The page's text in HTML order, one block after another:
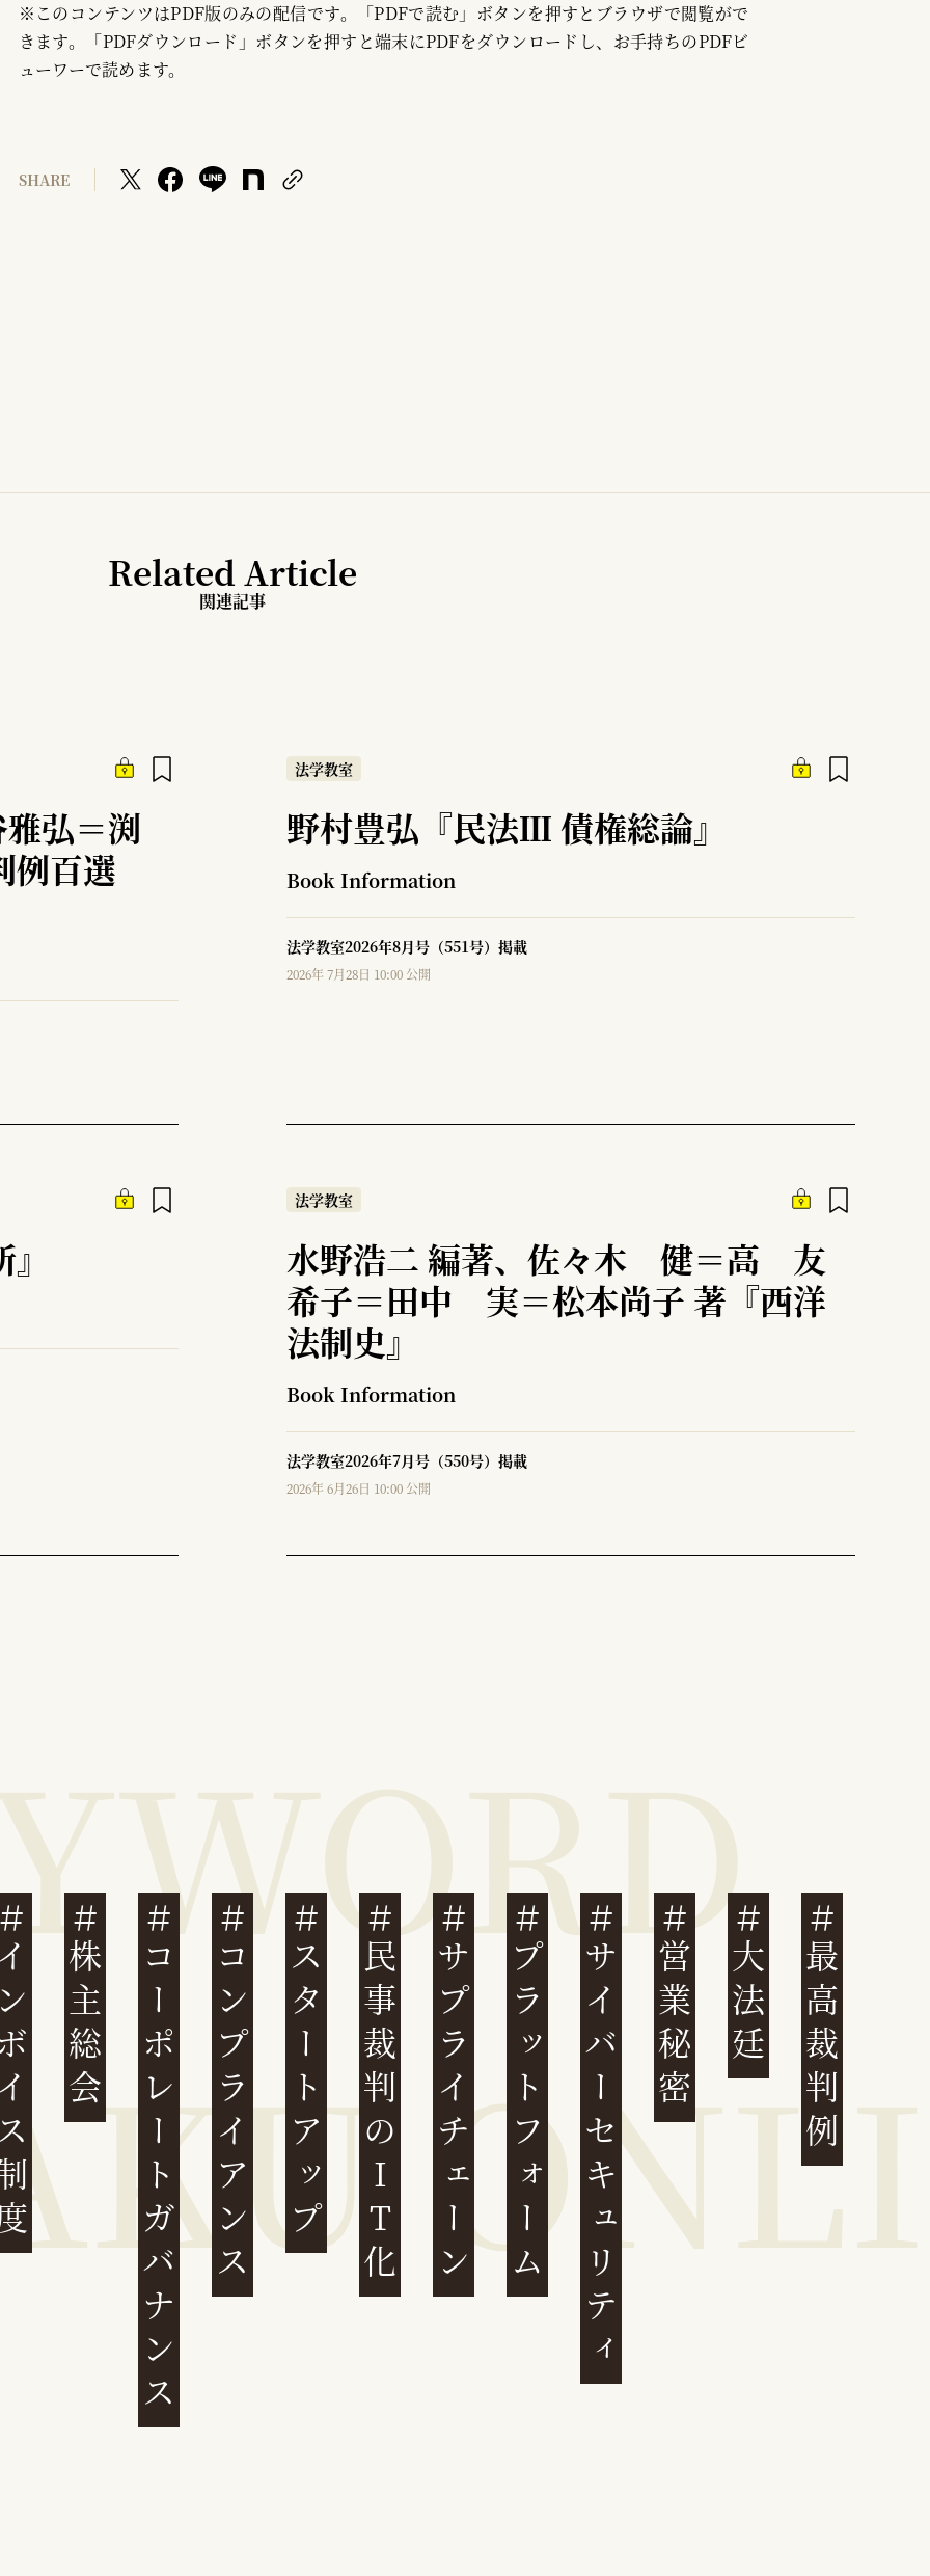
※このコンテンツはPDF版のみの配信です。「PDFで読む」ボタンを押すとブラウザで閲覧がで
きます。「PDFダウンロード」ボタンを押すと端末にPDFをダウンロードし、お手持ちのPDFビ
ューワーで読めます。
SHARE
Related Article
関連記事
雅弘＝渕
例百選
法学教室
野村豊弘『民法Ⅲ 債権総論』
Book Information
法学教室2026年8月号（551号）掲載
2026年 7月28日 10:00 公開
法学教室
水野浩二 編著、佐々木 健＝高 友
希子＝田中 実＝松本尚子 著『西洋
法制史』
Book Information
法学教室2026年7月号（550号）掲載
2026年 6月26日 10:00 公開
制度 株主総会 コーポレートガバナンスコンプライアンススタートアップ民事裁判のIT化サプライチェーンプラットフォームサイバーセキュリティ 営業秘密 大法廷 最高裁判例